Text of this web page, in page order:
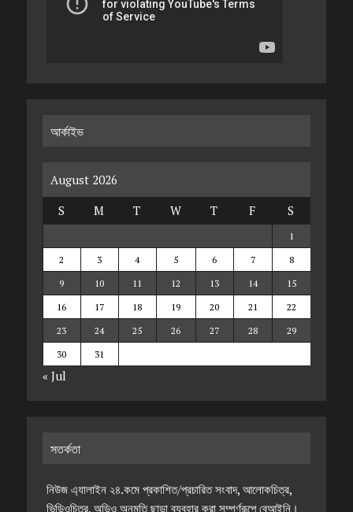
আর্কাইভ
August 2026
S
M T W T F S
1
2
3 4 5 6 7
8
9
10 11 12 13 14
15
16
17 18 19 20 21
22
23
24 25 26 27 28
29
30
31
« Jul
সতর্কতা
নিউজ এ্যালাইন ২৪.কমে প্রকাশিত/প্রচারিত সংবাদ, আলোকচিত্র,
ভিডিওচিত্র, অডিও অনুমতি ছাড়া ব্যবহার করা সম্পূর্ণরূপে বেআইনি।